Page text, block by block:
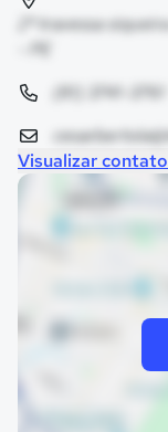
2ª travessa
(81) 3741-3761
Visualizar